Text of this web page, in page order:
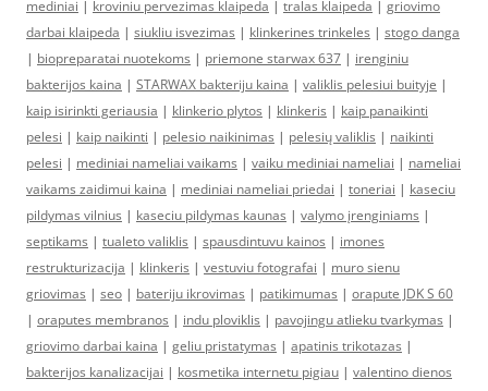
mediniai | kroviniu pervezimas klaipeda | tralas klaipeda | griovimo
darbai klaipeda | siukliu isvezimas | klinkerines trinkeles | stogo danga
| biopreparatai nuotekoms | priemone starwax 637 | irenginiu
bakterijos kaina | STARWAX bakteriju kaina | valiklis pelesiui buityje |
kaip isirinkti geriausia | klinkerio plytos | klinkeris | kaip panaikinti
pelesi | kaip naikinti | pelesio naikinimas | pelesių valiklis | naikinti
pelesi | mediniai nameliai vaikams | vaiku mediniai nameliai | nameliai
vaikams zaidimui kaina | mediniai nameliai priedai | toneriai | kaseciu
pildymas vilnius | kaseciu pildymas kaunas | valymo įrenginiams |
septikams | tualeto valiklis | spausdintuvu kainos | imones
restrukturizacija | klinkeris | vestuviu fotografai | muro sienu
griovimas | seo | bateriju ikrovimas | patikimumas | orapute JDK S 60
| oraputes membranos | indu ploviklis | pavojingu atlieku tvarkymas |
griovimo darbai kaina | geliu pristatymas | apatinis trikotazas |
bakterijos kanalizacijai | kosmetika internetu pigiau | valentino dienos